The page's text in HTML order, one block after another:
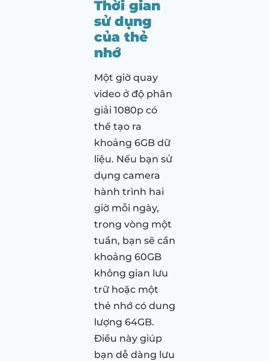
Thời gian
sử dụng
của thẻ
nhớ
Một giờ quay
video ở độ phân
giải 1080p có
thể tạo ra
khoảng 6GB dữ
liệu. Nếu bạn sử
dụng camera
hành trình hai
giờ mỗi ngày,
trong vòng một
tuần, bạn sẽ cần
khoảng 60GB
không gian lưu
trữ hoặc một
thẻ nhớ có dung
lượng 64GB.
Điều này giúp
bạn dễ dàng lưu